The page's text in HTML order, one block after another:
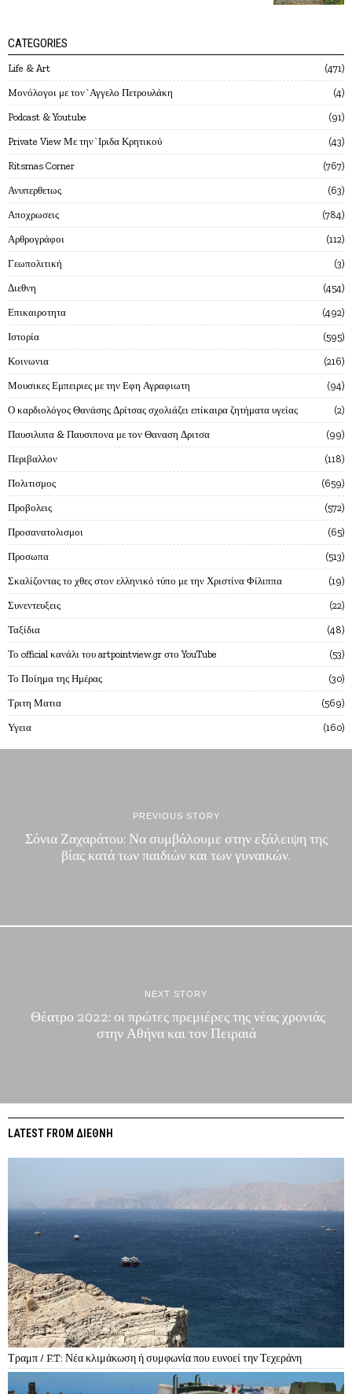
CATEGORIES
Life & Art 471
Mονόλογοι με τον`Αγγελο Πετρουλάκη 4
Podcast & Youtube 91
Private View Με την`Ιριδα Κρητικού 43
Ritsmas Corner 767
Ανυπερθετως 63
Αποχρωσεις 784
Αρθρογράφοι 112
Γεωπολιτική 3
Διεθνη 454
Επικαιροτητα 492
Ιστορία 595
Κοινωνια 216
Μουσικες Εμπειριες με την Εφη Αγραφιωτη 94
Ο καρδιολόγος Θανάσης Δρίτσας σχολιάζει επίκαιρα ζητήματα υγείας 2
Παυσιλυπα & Παυσιπονα με τον Θαναση Δριτσα 99
Περιβαλλον 118
Πολιτισμος 659
Προβολεις 572
Προσανατολισμοι 65
Προσωπα 513
Σκαλίζοντας το χθες στον ελληνικό τύπο με την Χριστίνα Φίλιππα 19
Συνεντευξεις 22
Ταξίδια 48
Το official κανάλι του artpointview.gr στο YouTube 53
Το Ποίημα της Ημέρας 30
Τριτη Ματια 569
Υγεια 160
PREVIOUS STORY
Σόνια Ζαχαράτου: Να συμβάλουμε στην εξάλειψη της
βίας κατά των παιδιών και των γυναικών.
NEXT STORY
Θέατρο 2022: οι πρώτες πρεμιέρες της νέας χρονιάς
στην Αθήνα και τον Πειραιά
LATEST FROM ΔΙΕΘΝΗ
Τραμπ / F.T: Νέα κλιμάκωση ή συμφωνία που ευνοεί την Τεχεράνη